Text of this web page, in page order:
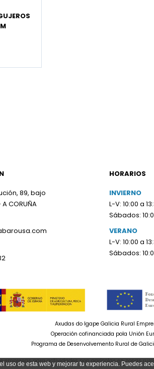
uso de esta web y mejorar tu experiencia. Puedes
89, bajo
A CORUÑA
HORARIOS
INVIERNO
L-V: 10:00 a
Sábados:
VERANO
L-V: 10:00 a
Sábados:
Axudas do Igape Galicia Rural
Operación cofinanciada pola Unión
Programa de Desenvolvemento Rural de
para actividades non agrícolas en zonas